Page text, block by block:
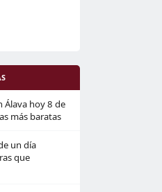
Álava hoy 8 de
más baratas
un día
que